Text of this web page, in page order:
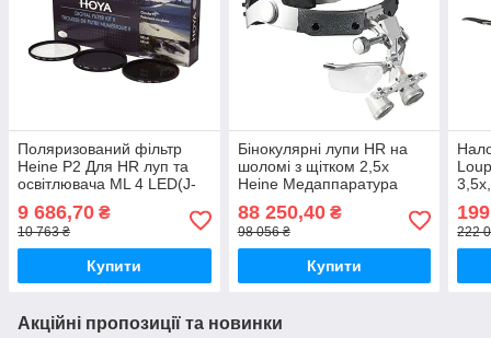
Поляризований фільтр
Heine P2 Для HR луп та
освітлювача ML 4 LED(J-
000.31.326)
Медапаратура
9 686,70 ₴
10 763 ₴
Купити
Бінокулярні лупи HR на
шоломі з щітком 2,5х
Heine Медаппаратура
88 250,40₴
98 056 ₴
Купити
222
Акційні пропозиції та новинки